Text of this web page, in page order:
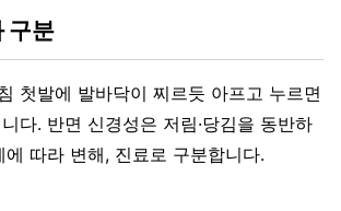
구분
첫발에 발바닥이 찌르듯 아프고 누르면
다. 반면 신경성은 저림·당김을 동반하
에 따라 변해, 진료로 구분합니다.